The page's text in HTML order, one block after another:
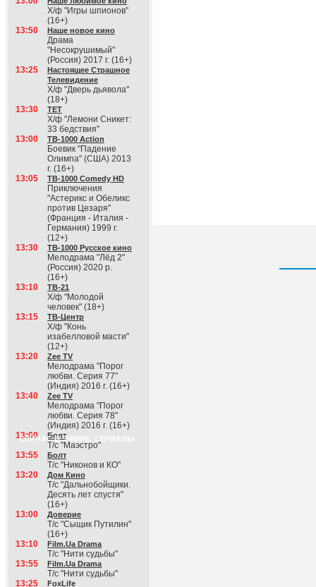
Х/ф "Игры шпионов"
(16+)
13:50
Наше новое кино
Драма
"Несокрушимый"
(Россия) 2017 г. (16+)
13:25
Настоящее Страшное
Телевидение
Х/ф "Дверь дьявола"
(18+)
13:30
ТЕТ
Х/ф "Лемони Сникет:
33 бедствия"
13:00
ТВ-1000 Action
Боевик "Падение
Олимпа" (США) 2013
г. (16+)
13:05
ТВ-1000 Comedy HD
Приключения
"Астерикс и Обеликс
против Цезаря"
(Франция - Италия -
Германия) 1999 г.
(12+)
13:30
ТВ-1000 Русское кино
Мелодрама "Лёд 2"
(Россия) 2020 р.
(16+)
13:10
ТВ-21
Х/ф "Молодой
человек" (18+)
13:15
ТВ-Центр
Х/ф "Конь
изабелловой масти"
(12+)
13:20
Zee TV
Мелодрама "Порог
любви. Серия 77"
(Индия) 2016 г. (16+)
13:40
Zee TV
Мелодрама "Порог
любви. Серия 78"
(Индия) 2016 г. (16+)
СЕЙЧАС В ЭФИРЕ: СЕРИАЛЫ
13:00 Болт
Т/с "Маэстро"
13:55
Болт
Т/с "Никонов и КО"
13:20
Дом Кино
Т/с "Дальнобойщики.
Десять лет спустя"
(16+)
13:00
Доверие
Т/с "Сыщик Путилин"
(16+)
13:10
Film.Ua Drama
Т/с "Нити судьбы"
13:55
Film.Ua Drama
Т/с "Нити судьбы"
13:25
FoxLife